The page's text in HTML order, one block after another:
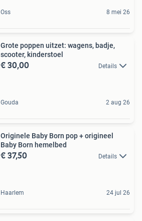
Oss 8 mei 26
Grote poppen uitzet: wagens, badje,
scooter, kinderstoel
€ 30,00 Details
Gouda 2 aug 26
Originele Baby Born pop + origineel
Baby Born hemelbed
€ 37,50 Details
Haarlem 24 jul 26